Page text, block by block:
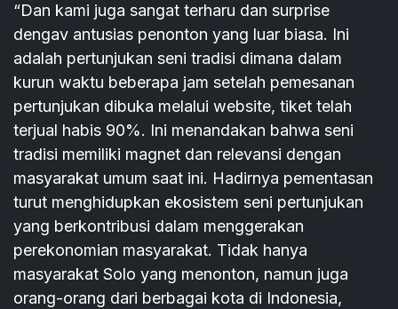
“Dan kami juga sangat terharu dan surprise
dengav antusias penonton yang luar biasa. Ini
adalah pertunjukan seni tradisi dimana dalam
kurun waktu beberapa jam setelah pemesanan
pertunjukan dibuka melalui website, tiket telah
terjual habis 90%. Ini menandakan bahwa seni
tradisi memiliki magnet dan relevansi dengan
masyarakat umum saat ini. Hadirnya pementasan
turut menghidupkan ekosistem seni pertunjukan
yang berkontribusi dalam menggerakan
perekonomian masyarakat. Tidak hanya
masyarakat Solo yang menonton, namun juga
orang-orang dari berbagai kota di Indonesia,